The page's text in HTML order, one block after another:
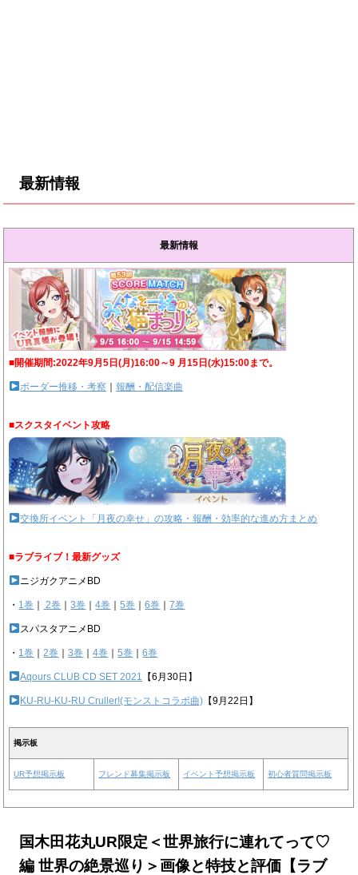
最新情報
最新情報
■開催期間:2022年9月5日(月)16:00～9 月15日(水)15:00まで。
ボーダー推移・考察 ｜報酬・配信楽曲
■スクスタイベント攻略
交換所イベント「月夜の幸せ」の攻略・報酬・効率的な進め方まとめ
■ラブライブ！最新グッズ
ニジガクアニメBD
・ 1巻 2巻 ｜3巻 ｜4巻 ｜5巻 ｜6巻 ｜7巻
スパスタアニメBD
・ 1巻 ｜2巻 ｜3巻 ｜4巻 ｜5巻 ｜6巻
Aqours CLUB CD SET 2021 【6月30日】
KU-RU-KU-RU Cruller!(モンストコラボ曲) 【9月22日】
掲示板
UR予想掲示板 フレンド募集掲示板 イベント予想掲示板 初心者質問掲示板
国木田花丸UR限定＜世界旅行に連れてって♡
編 世界の絶景巡り＞画像と特技と評価【ラブ